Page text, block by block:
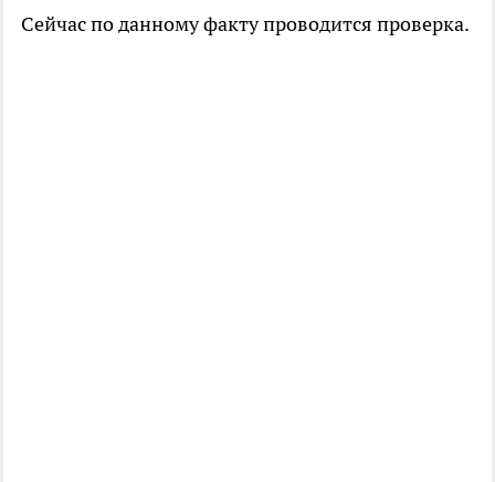
Сейчас по данному факту проводится проверка.